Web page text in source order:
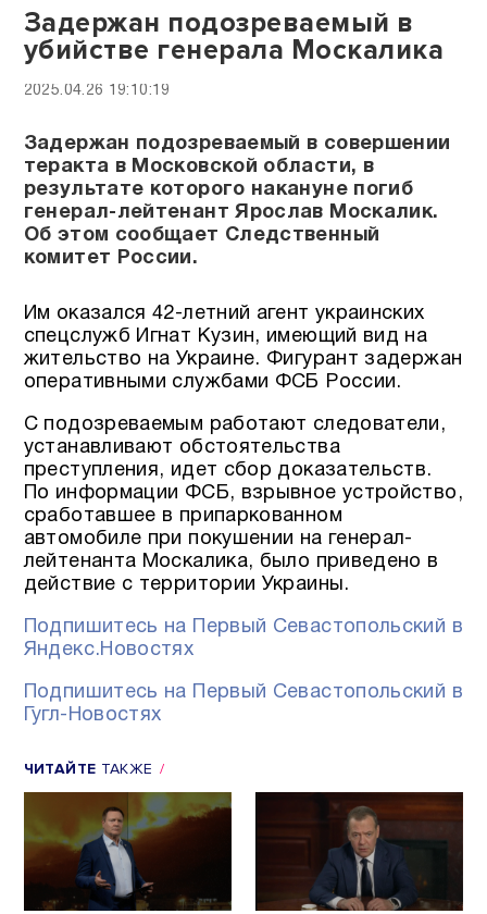
Задержан подозреваемый в
убийстве генерала Москалика
2025.04.26 19:10:19
Задержан подозреваемый в совершении
теракта в Московской области, в
результате которого накануне погиб
генерал-лейтенант Ярослав Москалик.
Об этом сообщает Следственный
комитет России.
Им оказался 42-летний агент украинских
спецслужб Игнат Кузин, имеющий вид на
жительство на Украине. Фигурант задержан
оперативными службами ФСБ России.
С подозреваемым работают следователи,
устанавливают обстоятельства
преступления, идет сбор доказательств.
По информации ФСБ, взрывное устройство,
сработавшее в припаркованном
автомобиле при покушении на генерал-
лейтенанта Москалика, было приведено в
действие с территории Украины.
Подпишитесь на Первый Севастопольский в
Яндекс.Новостях
Подпишитесь на Первый Севастопольский в
Гугл-Новостях
ЧИТАЙТЕ ТАКЖЕ